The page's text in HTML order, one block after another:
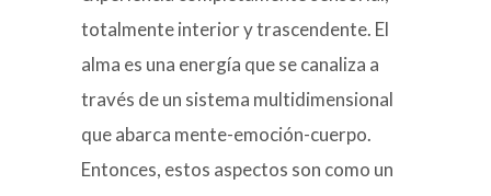
totalmente interior y trascendente. El
alma es una energía que se canaliza a
través de un sistema multidimensional
que abarca mente-emoción-cuerpo.
Entonces, estos aspectos son como un